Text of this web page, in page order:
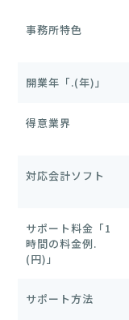
事務所特色
開業年「.(年)」
得意業界
対応会計ソフト
サポート料金「1
時間の料金例.
(円)」
サポート方法